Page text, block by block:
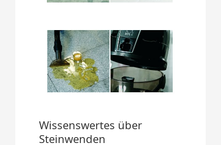
Wissenswertes über
Steinwenden